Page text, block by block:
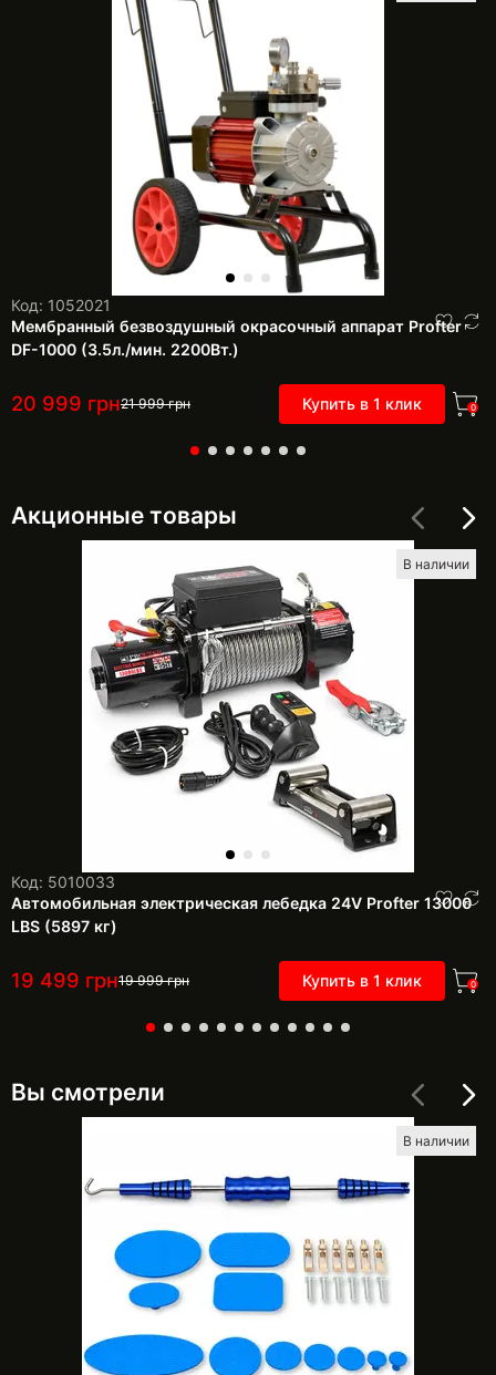
Код: 1052021
Мембранный безвоздушный окрасочный аппарат Profter
DF-1000 (3.5л./мин. 2200Вт.)
20 999 грн21 999грн Купить в 1 клик 0
Акционные товары
В наличии
Код: 5010033
Автомобильная электрическая лебедка 24V Profter 13000
LBS (5897 кг)
19 499 грн19 999грн Купить в 1 клик 0
Вы смотрели
В наличии